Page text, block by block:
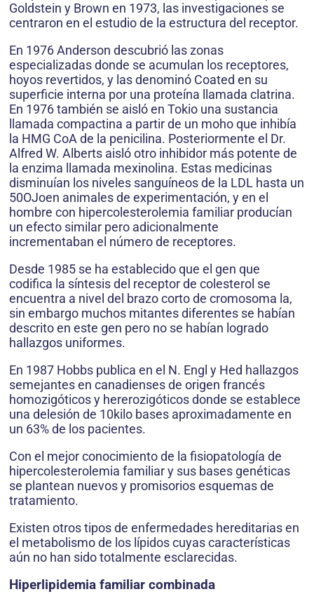
Goldstein y Brown en 1973, las investigaciones se
centraron en el estudio de la estructura del receptor.
En 1976 Anderson descubrió las zonas
especializadas donde se acumulan los receptores,
hoyos revertidos, y las denominó Coated en su
superficie interna por una proteína llamada clatrina.
En 1976 también se aisló en Tokio una sustancia
llamada compactina a partir de un moho que inhibía
la HMG CoA de la penicilina. Posteriormente el Dr.
Alfred W. Alberts aisló otro inhibidor más potente de
la enzima llamada mexinolina. Estas medicinas
disminuían los niveles sanguíneos de la LDL hasta un
50OJoen animales de experimentación, y en el
hombre con hipercolesterolemia familiar producían
un efecto similar pero adicionalmente
incrementaban el número de receptores.
Desde 1985 se ha establecido que el gen que
codifica la síntesis del receptor de colesterol se
encuentra a nivel del brazo corto de cromosoma la,
sin embargo muchos mitantes diferentes se habían
descrito en este gen pero no se habían logrado
hallazgos uniformes.
En 1987 Hobbs publica en el N. Engl y Hed hallazgos
semejantes en canadienses de origen francés
homozigóticos y hererozigóticos donde se establece
una delesión de 10kilo bases aproximadamente en
un 63% de los pacientes.
Con el mejor conocimiento de la fisiopatología de
hipercolesterolemia familiar y sus bases genéticas
se plantean nuevos y promisorios esquemas de
tratamiento.
Existen otros tipos de enfermedades hereditarias en
el metabolismo de los lípidos cuyas características
aún no han sido totalmente esclarecidas.
Hiperlipidemia familiar combinada